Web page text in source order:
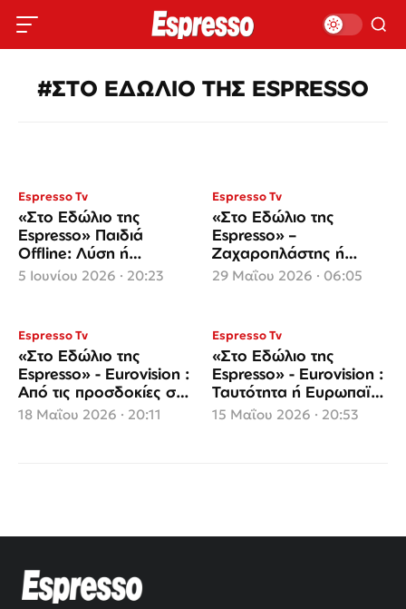
#ΣΤΟ ΕΔΩΛΙΟ ΤΗΣ ESPRESSO
Espresso Tv
«Στο Εδώλιο της
Espresso» Παιδιά
Offline: Λύση ή
Ψευδαίσθηση;
5 Ιουνίου 2026 · 20:23
Espresso Tv
«Στο Εδώλιο της
Espresso» –
Ζαχαροπλάστης ή
Αυτόκλητος Τιμωρός;
29 Μαΐου 2026 · 06:05
Espresso Tv
«Στο Εδώλιο της
Espresso» - Eurovision :
Από τις προσδοκίες στη
δημόσια συγγνώμη
18 Μαΐου 2026 · 20:11
Espresso Tv
«Στο Εδώλιο της
Espresso» - Eurovision :
Ταυτότητα ή Ευρωπαϊκή
Συνταγή;
15 Μαΐου 2026 · 20:53